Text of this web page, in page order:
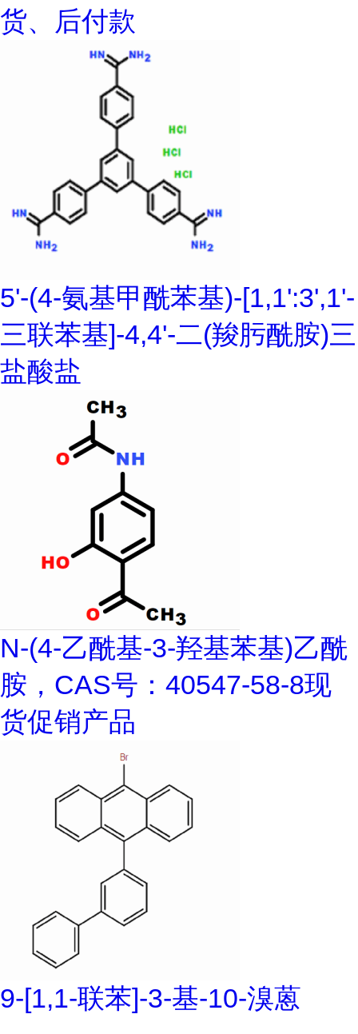
货、后付款
5'-(4-氨基甲酰苯基)-[1,1':3',1'-
三联苯基]-4,4'-二(羧肟酰胺)三
盐酸盐
N-(4-乙酰基-3-羟基苯基)乙酰
胺，CAS号：40547-58-8现
货促销产品
9-[1,1-联苯]-3-基-10-溴蒽